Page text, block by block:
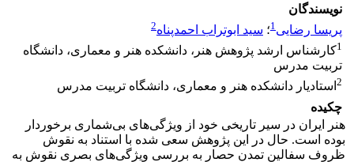
نویسندگان
پریسا رضایی1؛ سید ابوتراب احمدپناه2
1کارشناس ارشد پژوهش هنر، دانشکده هنر و معماری، دانشگاه
تربیت مدرس
2 استادیار دانشکده هنر و معماری، دانشگاه تربیت مدرس
چکیده
هنر ایران در سیر تاریخی خود از ویژگی‌های بی‌شماری برخوردار
بوده است. حال در این پژوهش سعی شده با استناد به نقوش
ظروف سفالین تمدن حصار به بررسی ویژگی‌های بصری نقوش به